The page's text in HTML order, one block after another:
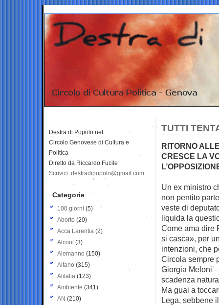
TUTTI
RITORNO
CRESCE LA
Un ex ministro
non pentito
veste di
liquida la
Come ama dire
si casca», per
intenzioni, che
Circola sempre
Giorgia Meloni
scadenza
Ma guai a
Lega, sebbene
Destra di Popolo.net
Circolo Genovese di Cultura e
Politica
Diretto da Riccardo Fucile
Scrivici: destradipopolo@gmail.com
Categorie
100 giorni (5)
Aborto (20)
Acca Larentia (2)
Alcool (3)
Alemanno (150)
Alfano (315)
Alitalia (123)
Ambiente (341)
AN (210)